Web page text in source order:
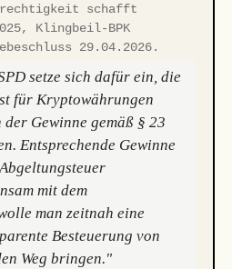
schafft
Klingbeil-BPK
29.04.2026.
setze sich dafür ein, die
für Kryptowährungen
Gewinne gemäß § 23
Entsprechende Gewinne
mit dem
man zeitnah eine
Besteuerung von
Weg bringen."